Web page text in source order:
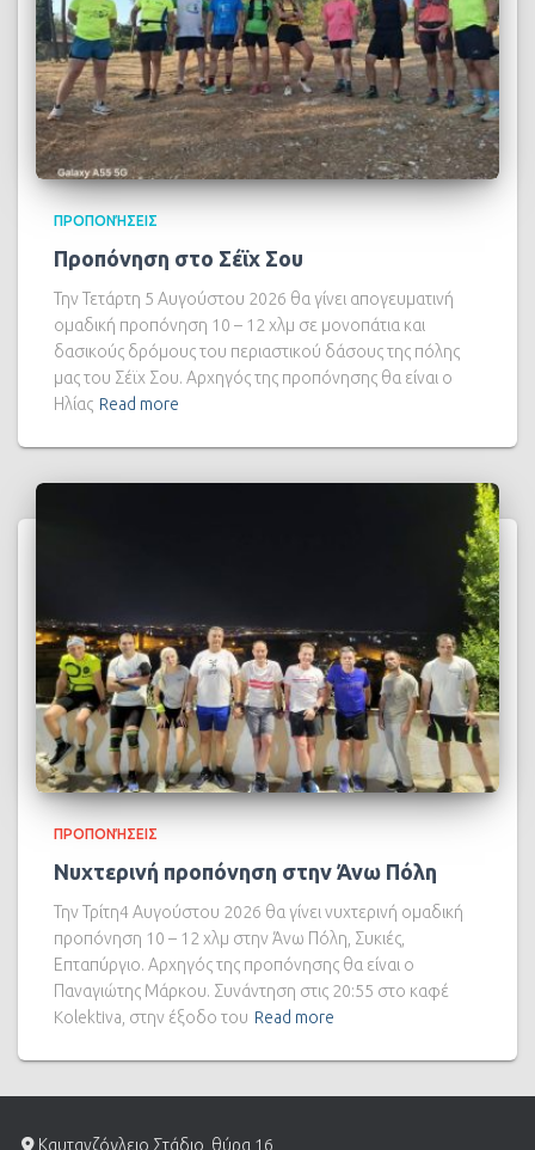
ΠΡΟΠΟΝΉΣΕΙΣ
Προπόνηση στο Σέϊχ Σου
Την Τετάρτη 5 Αυγούστου 2026 θα γίνει απογευματινή
ομαδική προπόνηση 10 – 12 χλμ σε μονοπάτια και
δασικούς δρόμους του περιαστικού δάσους της πόλης
μας του Σέϊχ Σου. Αρχηγός της προπόνησης θα είναι ο
Ηλίας Read more
ΠΡΟΠΟΝΉΣΕΙΣ
Νυχτερινή προπόνηση στην Άνω Πόλη
Την Τρίτη4 Αυγούστου 2026 θα γίνει νυχτερινή ομαδική
προπόνηση 10 – 12 χλμ στην Άνω Πόλη, Συκιές,
Επταπύργιο. Αρχηγός της προπόνησης θα είναι ο
Παναγιώτης Μάρκου. Συνάντηση στις 20:55 στο καφέ
Kolektiva, στην έξοδο του Read more
Καυτανζόγλειο Στάδιο, θύρα 16